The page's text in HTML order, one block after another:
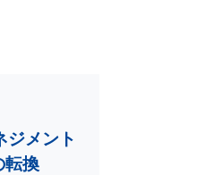
ジメント
転換